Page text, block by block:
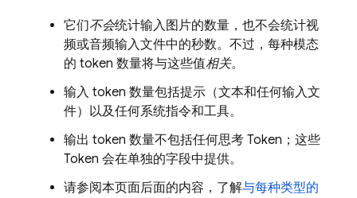
它们不会统计输入图片的数量，也不会统计视
频或音频输入文件中的秒数。不过，每种模态
的 token 数量将与这些值相关。
输入 token 数量包括提示（文本和任何输入文
件）以及任何系统指令和工具。
输出 token 数量不包括任何思考 Token；这些
Token 会在单独的字段中提供。
请参阅本页面后面的内容，了解与每种类型的